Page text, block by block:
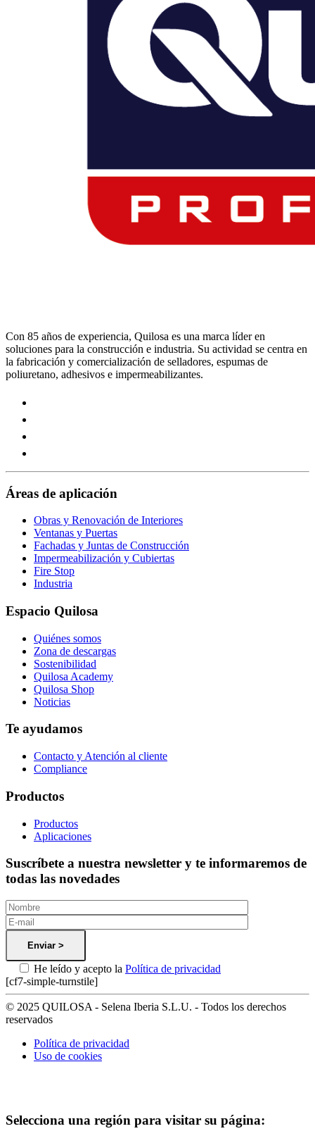
Con 85 años de experiencia, Quilosa es una marca líder en
soluciones para la construcción e industria. Su actividad se centra en
la fabricación y comercialización de selladores, espumas de
poliuretano, adhesivos e impermeabilizantes.
page
https://www.facebook.com/QuilosaSelenaIberia/
page
Áreas de aplicación
Obras y Renovación de Interiores
Ventanas y Puertas
Fachadas y Juntas de Construcción
Impermeabilización y Cubiertas
Fire Stop
Industria
Espacio Quilosa
Quiénes somos
Zona de descargas
Sostenibilidad
Quilosa Academy
Quilosa Shop
Noticias
Te ayudamos
Contacto y Atención al cliente
Compliance
Productos
Productos
Aplicaciones
Suscríbete a nuestra newsletter y te informaremos de
todas las novedades
He leído y acepto la Política de privacidad
[cf7-simple-turnstile]
© 2025 QUILOSA - Selena Iberia S.L.U. - Todos los derechos
reservados
Política de privacidad
Uso de cookies
Selecciona una región para visitar su página: